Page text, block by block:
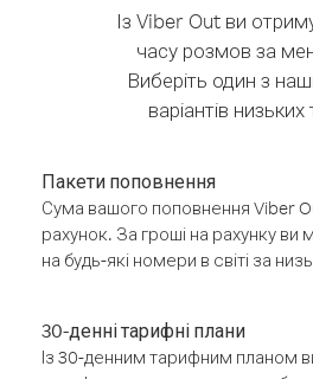
Із Viber Out ви
часу розмов за
Виберіть один з
варіантів низьких
Пакети поповнення
Сума вашого поповнення Viber
рахунок. За гроші на рахунку
на будь-які номери в світі за
30-денні тарифні плани
Із 30-денним тарифним планом